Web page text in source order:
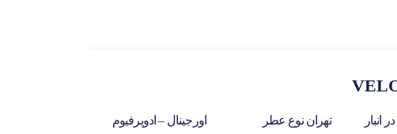
در انبار تهران نوع عطر اورجینال – ادوپرفیوم